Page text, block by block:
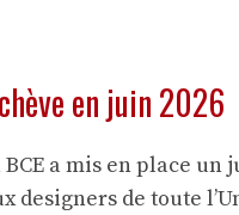
en juin 2026
a mis en place un
designers de toute